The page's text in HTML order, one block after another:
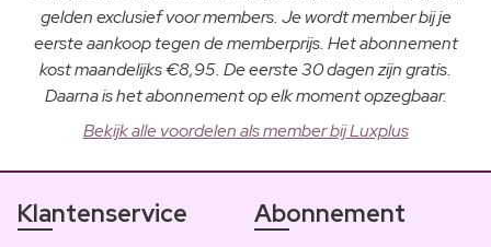
gelden exclusief voor members. Je wordt member bij je
eerste aankoop tegen de memberprijs. Het abonnement
kost maandelijks €8,95. De eerste 30 dagen zijn gratis.
Daarna is het abonnement op elk moment opzegbaar.
Bekijk alle voordelen als member bij Luxplus
Klantenservice Abonnement